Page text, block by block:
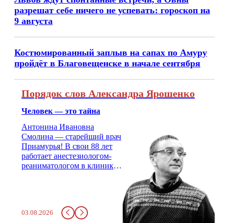
разрешат себе ничего не успевать: гороскоп на
9 августа
Костюмированный заплыв на сапах по Амуру
пройдёт в Благовещенске в начале сентября
Порядок слов Александра Ярошенко
Человек — это тайна
Антонина Ивановна
Смолина — старейший врач
Приамурья! В свои 88 лет
работает анестезиологом-
реаниматологом в клинике
стажем о жизни, смерти
душе и духе. Откровенно о
03.08.2026